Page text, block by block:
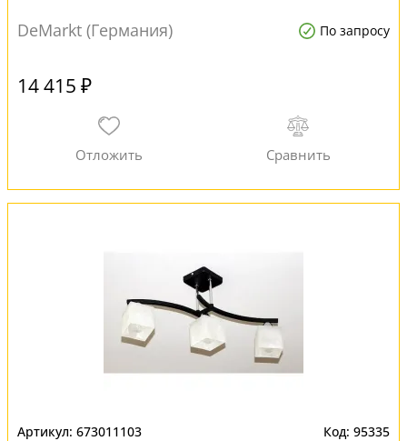
DeMarkt (Германия) По запросу
14 415 ₽
673011103 95335